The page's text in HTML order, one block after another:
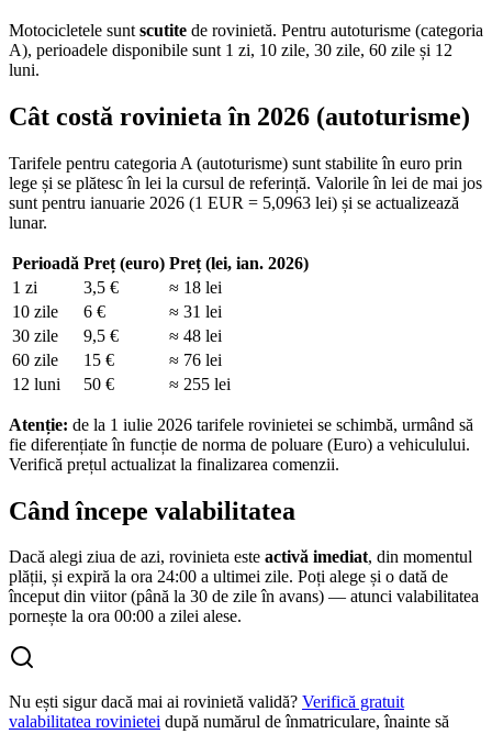
Motocicletele sunt scutite de rovinietă. Pentru autoturisme (categoria
A), perioadele disponibile sunt 1 zi, 10 zile, 30 zile, 60 zile și 12
luni.
Cât costă rovinieta în 2026 (autoturisme)
Tarifele pentru categoria A (autoturisme) sunt stabilite în euro prin
lege și se plătesc în lei la cursul de referință. Valorile în lei de mai jos
sunt pentru ianuarie 2026 (1 EUR = 5,0963 lei) și se actualizează
lunar.
Perioadă Preț (euro) Preț (lei, ian. 2026)
1 zi
3,5 €
≈ 18 lei
10 zile
6 €
≈ 31 lei
30 zile
9,5 €
≈ 48 lei
60 zile
15 €
≈ 76 lei
12 luni
50 € ≈ 255 lei
Atenție: de la 1 iulie 2026 tarifele rovinietei se schimbă, urmând să
fie diferențiate în funcție de norma de poluare (Euro) a vehiculului.
Verifică prețul actualizat la finalizarea comenzii.
Când începe valabilitatea
Dacă alegi ziua de azi, rovinieta este activă imediat, din momentul
plății, și expiră la ora 24:00 a ultimei zile. Poți alege și o dată de
început din viitor (până la 30 de zile în avans) — atunci valabilitatea
pornește la ora 00:00 a zilei alese.
Nu ești sigur dacă mai ai rovinietă validă? Verifică gratuit
valabilitatea rovinietei după numărul de înmatriculare, înainte să